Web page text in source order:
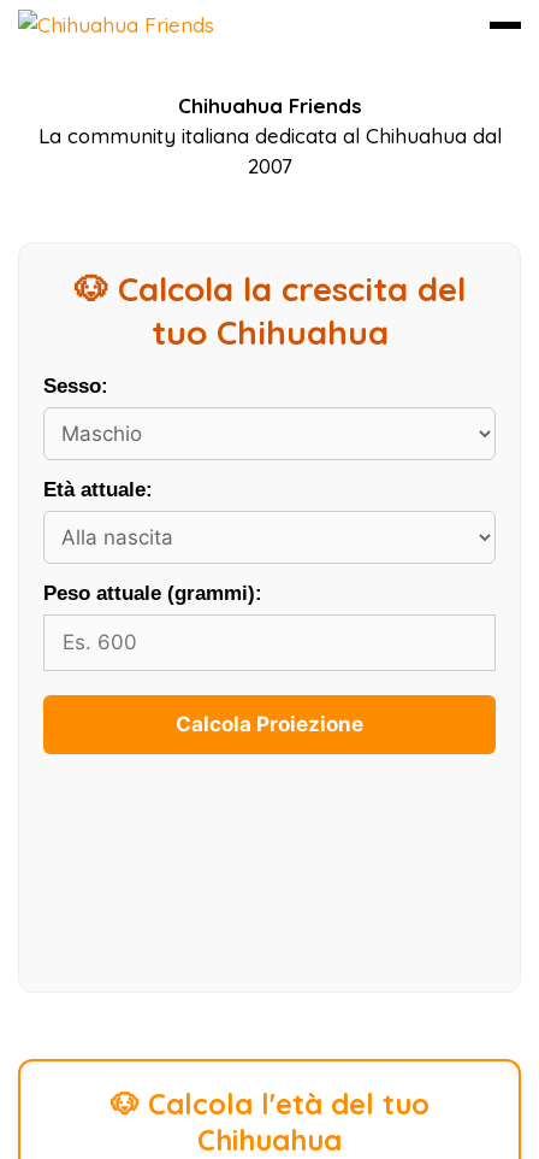
Chihuahua Friends
La community italiana dedicata al Chihuahua dal
2007
🐶 Calcola la crescita del
tuo Chihuahua
Sesso:
Età attuale:
Peso attuale (grammi):
Calcola Proiezione
🐶 Calcola l'età del tuo
Chihuahua